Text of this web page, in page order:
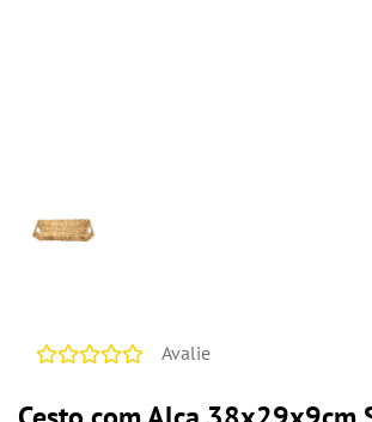
Avalie